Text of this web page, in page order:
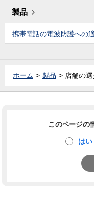
製品
携帯電話の電波防護への
ホーム 製品 店舗の選
このページの
はい